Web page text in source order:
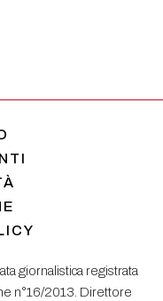
giornalistica registrata
n°16/2013. Direttore